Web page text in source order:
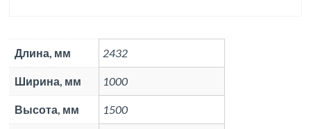
Длина, мм 2432
Ширина, мм 1000
Высота, мм 1500